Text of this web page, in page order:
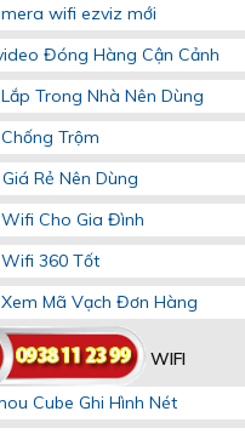
wifi ezviz mới
Đóng Hàng Cận Cảnh
Trong Nhà Nên Dùng
Trộm
Rẻ Nên Dùng
Cho Gia Đình
360 Tốt
Mã Vạch Đơn Hàng
CAMERA KẾT NỐI WIFI
Cube Ghi Hình Nét